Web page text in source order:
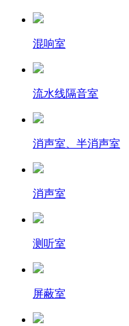
混响室
流水线隔音室
消声室、半消声室
消声室
测听室
屏蔽室